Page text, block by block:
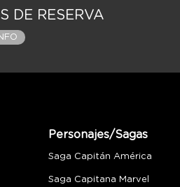
DE RESERVA
Personajes/Sagas
Saga Capitán América
Saga Capitana Marvel